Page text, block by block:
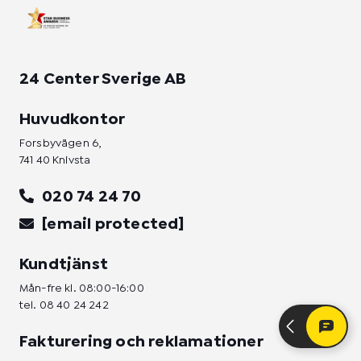
24 Center Sverige AB
Huvudkontor
Forsbyvägen 6,
741 40 Knivsta
020 74 24 70
[email protected]
Kundtjänst
Mån-fre kl. 08:00-16:00
tel. 08 40 24 242
Fakturering och reklamationer